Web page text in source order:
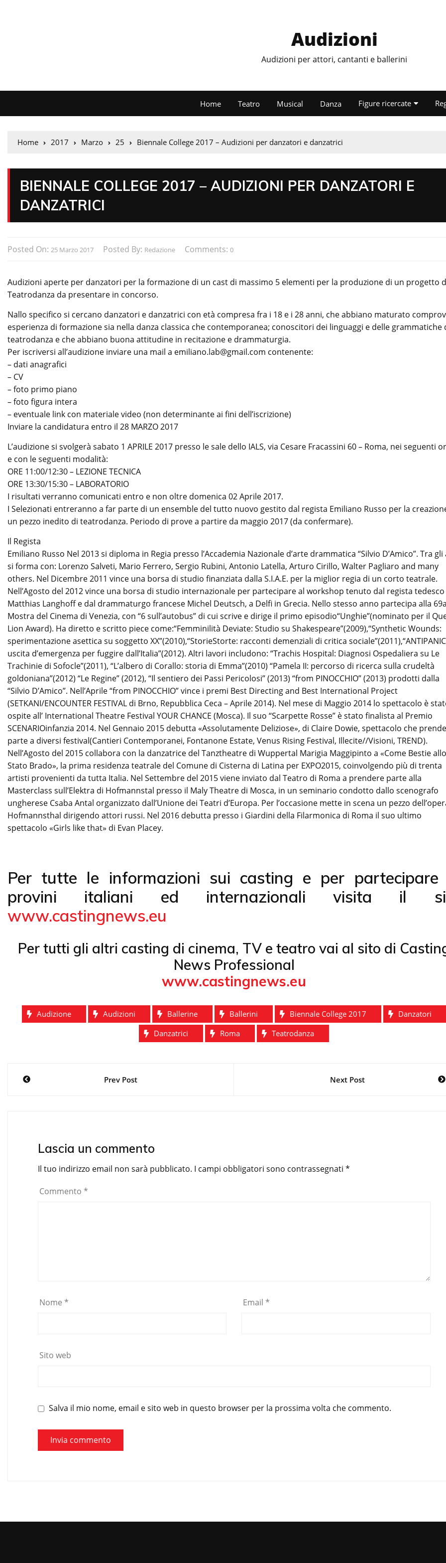
Audizioni
Audizioni per attori, cantanti e ballerini
Home Teatro Musical Danza Figure ricercate
Home 2017 Marzo 25 Biennale College 2017 – Audizioni per danzatori e danzatrici
BIENNALE COLLEGE 2017 – AUDIZIONI PER DANZATORI E
DANZATRICI
Posted On: 25 Marzo 2017 Posted By: Redazione Comments: 0
Audizioni aperte per danzatori per la formazione di un cast di massimo 5 elementi per la produzione di un progetto
Teatrodanza da presentare in concorso.
Nallo specifico si cercano danzatori e danzatrici con età compresa fra i 18 e i 28 anni, che abbiano maturato
esperienza di formazione sia nella danza classica che contemporanea; conoscitori dei linguaggi e delle grammatiche
teatrodanza e che abbiano buona attitudine in recitazione e drammaturgia.
Per iscriversi all’audizione inviare una mail a emiliano.lab@gmail.com contenente:
– dati anagrafici
– CV
– foto primo piano
– foto figura intera
– eventuale link con materiale video (non determinante ai fini dell’iscrizione)
Inviare la candidatura entro il 28 MARZO 2017
L’audizione si svolgerà sabato 1 APRILE 2017 presso le sale dello IALS, via Cesare Fracassini 60 – Roma, nei seguenti
e con le seguenti modalità:
ORE 11:00/12:30 – LEZIONE TECNICA
ORE 13:30/15:30 – LABORATORIO
I risultati verranno comunicati entro e non oltre domenica 02 Aprile 2017.
I Selezionati entreranno a far parte di un ensemble del tutto nuovo gestito dal regista Emiliano Russo per la
un pezzo inedito di teatrodanza. Periodo di prove a partire da maggio 2017 (da confermare).
Il Regista
Emiliano Russo Nel 2013 si diploma in Regia presso l’Accademia Nazionale d’arte drammatica “Silvio D’Amico”. Tra
si forma con: Lorenzo Salveti, Mario Ferrero, Sergio Rubini, Antonio Latella, Arturo Cirillo, Walter Pagliaro and many
others. Nel Dicembre 2011 vince una borsa di studio finanziata dalla S.I.A.E. per la miglior regia di un corto teatrale.
Nell’Agosto del 2012 vince una borsa di studio internazionale per partecipare al workshop tenuto dal regista tedesco
Matthias Langhoff e dal drammaturgo francese Michel Deutsch, a Delfi in Grecia. Nello stesso anno partecipa alla
Mostra del Cinema di Venezia, con “6 sull’autobus” di cui scrive e dirige il primo episodio“Unghie”(nominato per il
Lion Award). Ha diretto e scritto piece come:“Femminilità Deviate: Studio su Shakespeare”(2009),“Synthetic Wounds:
sperimentazione asettica su soggetto XX”(2010),“StorieStorte: racconti demenziali di critica
uscita d’emergenza per fuggire dall’Italia”(2012). Altri lavori includono: “Trachis Hospital: Diagnosi Ospedaliera su Le
Trachinie di Sofocle”(2011), “L’albero di Corallo: storia di Emma”(2010) “Pamela II: percorso di ricerca sulla crudeltà
goldoniana”(2012) “Le Regine” (2012), “Il sentiero dei Passi Pericolosi” (2013) “from PINOCCHIO” (2013) prodotti dalla
“Silvio D’Amico”. Nell’Aprile “from PINOCCHIO” vince i premi Best Directing and Best International Project
(SETKANI/ENCOUNTER FESTIVAL di Brno, Repubblica Ceca – Aprile 2014). Nel mese di Maggio 2014 lo spettacolo è
ospite all’ International Theatre Festival YOUR CHANCE (Mosca). Il suo “Scarpette Rosse” è stato finalista al Premio
SCENARIOinfanzia 2014. Nel Gennaio 2015 debutta «Assolutamente Deliziose», di Claire Dowie, spettacolo che
parte a diversi festival(Cantieri Contemporanei, Fontanone Estate, Venus Rising Festival, Illecite//Visioni, TREND).
Nell’Agosto del 2015 collabora con la danzatrice del Tanztheatre di Wuppertal Marigia Maggipinto a «Come Bestie allo
Stato Brado», la prima residenza teatrale del Comune di Cisterna di Latina per EXPO2015, coinvolgendo più di trenta
artisti provenienti da tutta Italia. Nel Settembre del 2015 viene inviato dal Teatro di Roma a prendere parte alla
Masterclass sull’Elektra di Hofmannstal presso il Maly Theatre di Mosca, in un seminario condotto dallo scenografo
ungherese Csaba Antal organizzato dall’Unione dei Teatri d’Europa. Per l’occasione mette in scena un pezzo
Hofmannsthal dirigendo attori russi. Nel 2016 debutta presso i Giardini della Filarmonica di Roma il suo ultimo
spettacolo «Girls like that» di Evan Placey.
Per tutte le informazioni sui casting e per partecipare
provini italiani ed internazionali visita il
www.castingnews.eu
Per tutti gli altri casting di cinema, TV e teatro vai al sito di
News Professional
www.castingnews.eu
Audizione Audizioni Ballerine Ballerini Biennale College 2017
Danzatori
Danzatrici
Roma Teatrodanza
NavigazionePrev Post Next Post
Lascia un commento
Il tuo indirizzo email non sarà pubblicato. I campi obbligatori sono contrassegnati *
Commento *
Nome * Email *
Sito web
Salva il mio nome, email e sito web in questo browser per la prossima volta che commento.